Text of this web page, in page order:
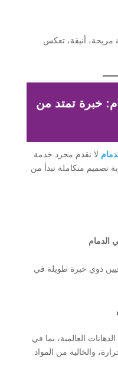
مريحة، أنيقة، تعكس
خبرة تمتد من
لا نقدم مجرد خدمة
تصميم متكاملة تبدأ من
الدمام
ذوي خبرة طويلة في
العالمية، بما في
والخالية من المواد